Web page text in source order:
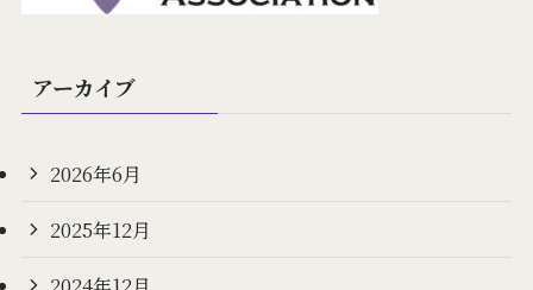
アーカイブ
2026年6月
2025年12月